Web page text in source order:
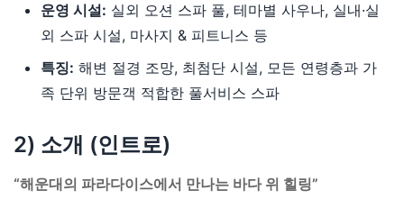
운영 시설: 실외 오션 스파 풀, 테마별 사우나, 실내·실
외 스파 시설, 마사지 & 피트니스 등
특징: 해변 절경 조망, 최첨단 시설, 모든 연령층과 가
족 단위 방문객 적합한 풀서비스 스파
2) 소개 (인트로)
“해운대의 파라다이스에서 만나는 바다 위 힐링”